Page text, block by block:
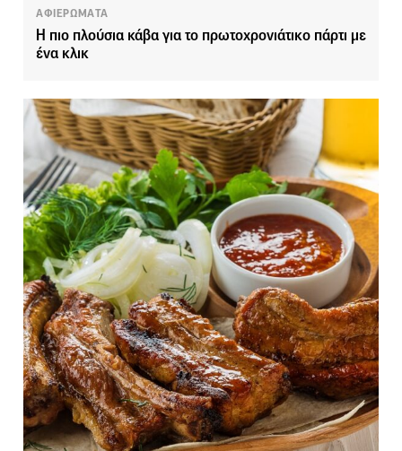
ΑΦΙΕΡΩΜΑΤΑ
Η πιο πλούσια κάβα για το πρωτοχρονιάτικο πάρτι με
ένα κλικ